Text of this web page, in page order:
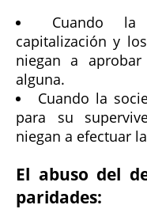
Cuando la
capitalización y
niegan a
alguna.
Cuando la
para su
niegan a efectuar
El abuso del
paridades: